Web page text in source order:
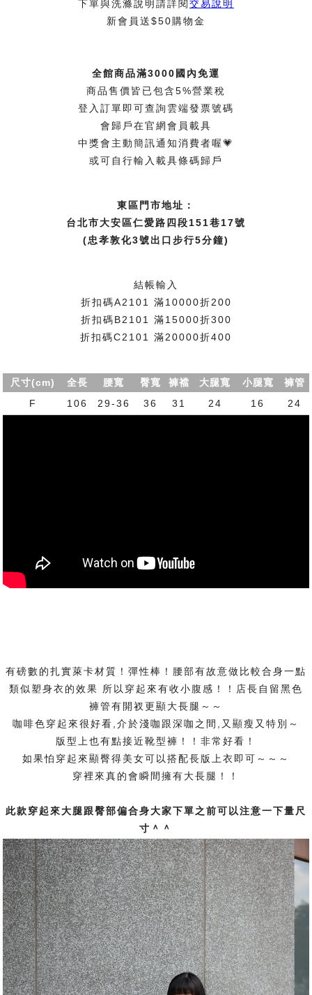
下單與洗滌說明請詳閱交易說明
新會員送$50購物金
全館商品滿3000國內免運
商品售價皆已包含5%營業稅
登入訂單即可查詢雲端發票號碼
會歸戶在官網會員載具
中獎會主動簡訊通知消費者喔💗
或可自行輸入載具條碼歸戶
東區門市地址：
台北市大安區仁愛路四段151巷17號
(忠孝敦化3號出口步行5分鐘)
結帳輸入
折扣碼A2101 滿10000折200
折扣碼B2101 滿15000折300
折扣碼C2101 滿20000折400
尺寸(cm) 全長 腰寬 臀寬 褲襠 大腿寬 小腿寬
褲管
F
106 29-36 36 31 24 16 24
有磅數的扎實萊卡材質！彈性棒！腰部有故意做比較合身一點
類似塑身衣的效果 所以穿起來有收小腹感！！店長自留黑色
褲管有開衩更顯大長腿～～
咖啡色穿起來很好看,介於淺咖跟深咖之間,又顯瘦又特別～
版型上也有點接近靴型褲！！非常好看！
如果怕穿起來顯臀得美女可以搭配長版上衣即可～～～
穿裡來真的會瞬間擁有大長腿！！
此款穿起來大腿跟臀部偏合身大家下單之前可以注意一下量尺
寸＾＾